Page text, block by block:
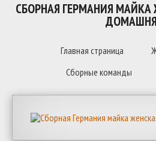
СБОРНАЯ ГЕРМАНИЯ МАЙКА
Главная страница
Сборные команды